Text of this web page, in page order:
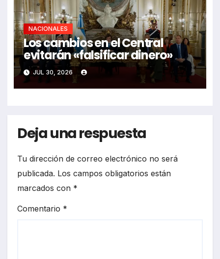
NACIONALES
Los cambios en el Central
evitarán «falsificar dinero»
JUL 30, 2026
Deja una respuesta
Tu dirección de correo electrónico no será
publicada. Los campos obligatorios están
marcados con *
Comentario *